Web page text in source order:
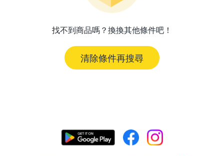
找不到商品嗎？換換其他條件吧！
清除條件再搜尋